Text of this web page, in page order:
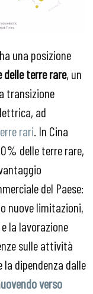
una posizione
terre rare, un
transizione
ad
rari. In Cina
delle terre rare,
del Paese:
nuove limitazioni,
la lavorazione
sulle attività
dipendenza dalle
verso